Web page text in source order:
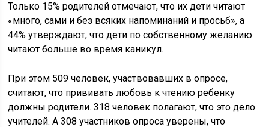
Только 15% родителей отмечают, что их дети читают
«много, сами и без всяких напоминаний и просьб», а
44% утверждают, что дети по собственному желанию
читают больше во время каникул.
При этом 509 человек, участвовавших в опросе,
считают, что прививать любовь к чтению ребенку
должны родители. 318 человек полагают, что это дело
учителей. А 308 участников опроса уверены, что